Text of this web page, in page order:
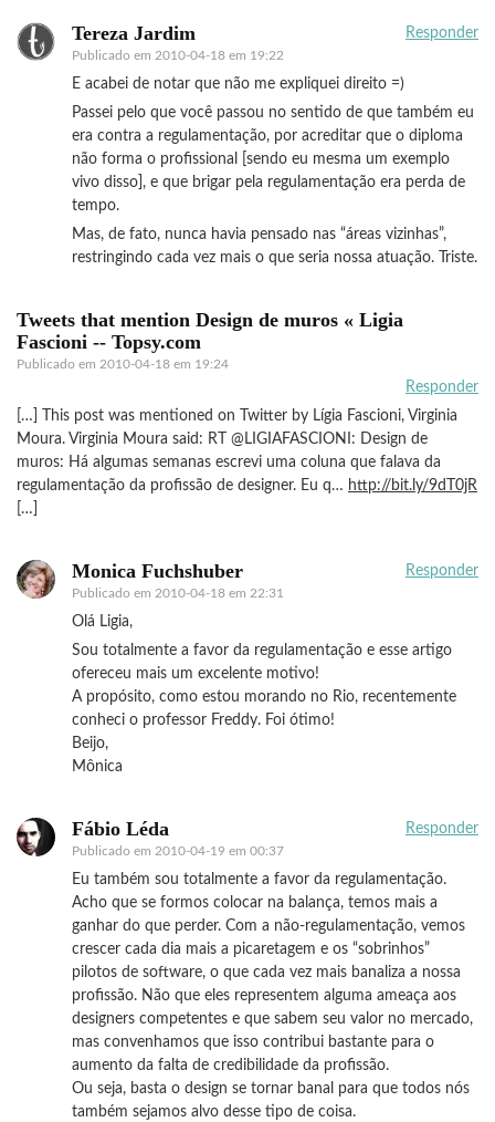
Tereza Jardim
Publicado em 2010-04-18 em 19:22
Responder
E acabei de notar que não me expliquei direito =)
Passei pelo que você passou no sentido de que também eu
era contra a regulamentação, por acreditar que o diploma
não forma o profissional [sendo eu mesma um exemplo
vivo disso], e que brigar pela regulamentação era perda de
tempo.
Mas, de fato, nunca havia pensado nas “áreas vizinhas”,
restringindo cada vez mais o que seria nossa atuação. Triste.
Tweets that mention Design de muros « Ligia
Fascioni -- Topsy.com
Publicado em 2010-04-18 em 19:24
Responder
[…] This post was mentioned on Twitter by Lígia Fascioni, Virginia
Moura. Virginia Moura said: RT @LIGIAFASCIONI: Design de
muros: Há algumas semanas escrevi uma coluna que falava da
regulamentação da profissão de designer. Eu q… http://bit.ly/9dT0jR
[…]
Monica Fuchshuber
Publicado em 2010-04-18 em 22:31
Responder
Olá Ligia,
Sou totalmente a favor da regulamentação e esse artigo
ofereceu mais um excelente motivo!
A propósito, como estou morando no Rio, recentemente
conheci o professor Freddy. Foi ótimo!
Beijo,
Mônica
Fábio Léda
Publicado em 2010-04-19 em 00:37
Responder
Eu também sou totalmente a favor da regulamentação.
Acho que se formos colocar na balança, temos mais a
ganhar do que perder. Com a não-regulamentação, vemos
crescer cada dia mais a picaretagem e os “sobrinhos”
pilotos de software, o que cada vez mais banaliza a nossa
profissão. Não que eles representem alguma ameaça aos
designers competentes e que sabem seu valor no mercado,
mas convenhamos que isso contribui bastante para o
aumento da falta de credibilidade da profissão.
Ou seja, basta o design se tornar banal para que todos nós
também sejamos alvo desse tipo de coisa.